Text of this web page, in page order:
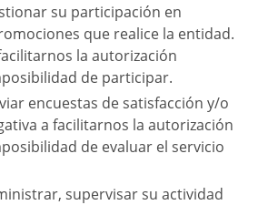
su participación en
que realice la entidad.
la autorización
de participar.
encuestas de satisfacción y/o
a facilitarnos la autorización
de evaluar el servicio
supervisar su actividad